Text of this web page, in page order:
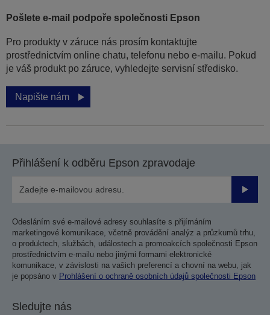
Pošlete e-mail podpoře společnosti Epson
Pro produkty v záruce nás prosím kontaktujte
prostřednictvím online chatu, telefonu nebo e-mailu. Pokud
je váš produkt po záruce, vyhledejte servisní středisko.
Napište nám
Přihlášení k odběru Epson zpravodaje
Odesláním své e-mailové adresy souhlasíte s přijímáním
marketingové komunikace, včetně provádění analýz a průzkumů trhu,
o produktech, službách, událostech a promoakcích společnosti Epson
prostřednictvím e-mailu nebo jinými formami elektronické
komunikace, v závislosti na vašich preferencí a chovní na webu, jak
je popsáno v Prohlášení o ochraně osobních údajů společnosti Epson
Sledujte nás